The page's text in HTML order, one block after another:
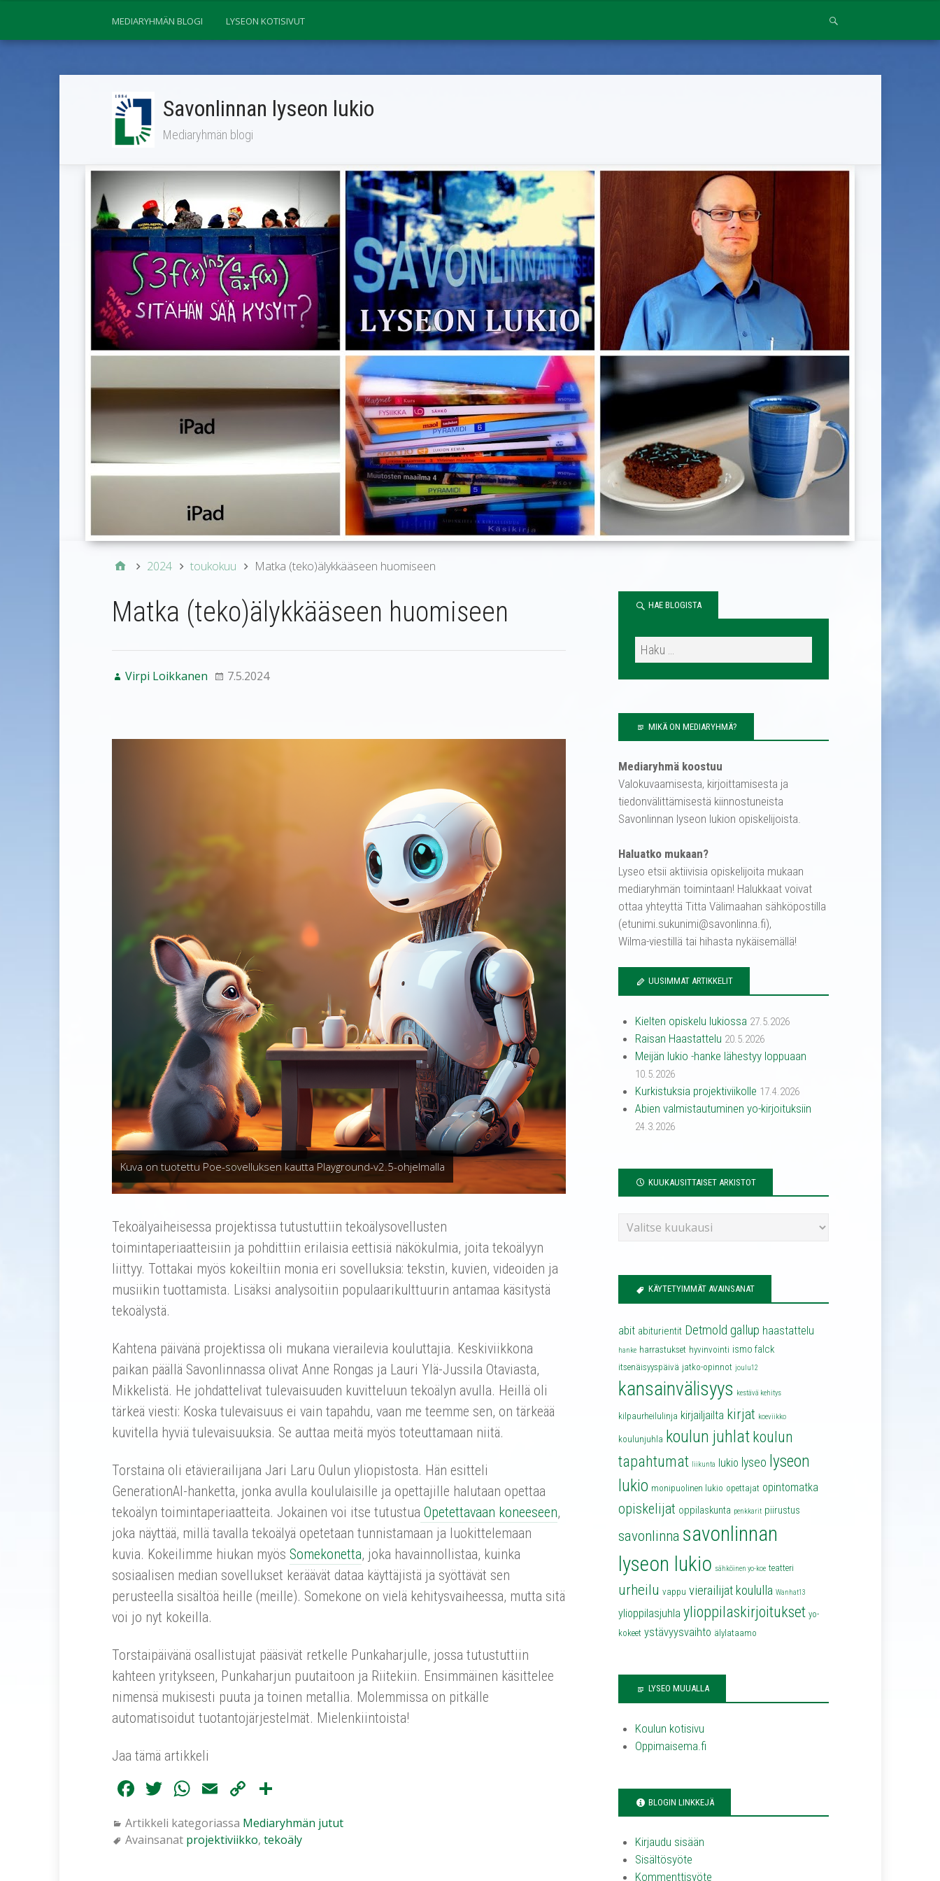
MEDIARYHMÄN BLOGI LYSEON KOTISIVUT
Savonlinnan lyseon lukio
Mediaryhmän blogi
2024 toukokuu Matka (teko)älykkääseen huomiseen
Matka (teko)älykkääseen huomiseen
Virpi Loikkanen 7.5.2024
Kuva on tuotettu Poe-sovelluksen kautta Playground-v2.5-ohjelmalla
Tekoälyaiheisessa projektissa tutustuttiin tekoälysovellusten
toimintaperiaatteisiin ja pohdittiin erilaisia eettisiä näkökulmia, joita tekoälyyn
liittyy. Tottakai myös kokeiltiin monia eri sovelluksia: tekstin, kuvien, videoiden ja
musiikin tuottamista. Lisäksi analysoitiin populaarikulttuurin antamaa käsitystä
tekoälystä.
Kahtena päivänä projektissa oli mukana vierailevia kouluttajia. Keskiviikkona
paikan päällä Savonlinnassa olivat Anne Rongas ja Lauri Ylä-Jussila Otaviasta,
Mikkelistä. He johdattelivat tulevaisuuden kuvitteluun tekoälyn avulla. Heillä oli
tärkeä viesti: Koska tulevaisuus ei vain tapahdu, vaan me teemme sen, on tärkeää
kuvitella hyviä tulevaisuuksia. Se auttaa meitä myös toteuttamaan niitä.
Torstaina oli etävierailijana Jari Laru Oulun yliopistosta. Hän esitteli
GenerationAI-hanketta, jonka avulla koululaisille ja opettajille halutaan opettaa
tekoälyn toimintaperiaatteita. Jokainen voi itse tutustua Opetettavaan koneeseen,
joka näyttää, millä tavalla tekoälyä opetetaan tunnistamaan ja luokittelemaan
kuvia. Kokeilimme hiukan myös Somekonetta, joka havainnollistaa, kuinka
sosiaalisen median sovellukset keräävät dataa käyttäjistä ja syöttävät sen
perusteella sisältöä heille (meille). Somekone on vielä kehitysvaiheessa, mutta sitä
voi jo nyt kokeilla.
Torstaipäivänä osallistujat pääsivät retkelle Punkaharjulle, jossa tutustuttiin
kahteen yritykseen, Punkaharjun puutaitoon ja Riitekiin. Ensimmäinen käsittelee
nimensä mukisesti puuta ja toinen metallia. Molemmissa on pitkälle
automatisoidut tuotantojärjestelmät. Mielenkiintoista!
Jaa tämä artikkeli
Fa
bo
T
tte
W
ts
A
E
ail
C
y
e
Artikkeli kategoriassa Mediaryhmän jutut
Avainsanat projektiviikko, tekoäly
HAE BLOGISTA
MIKÄ ON MEDIARYHMÄ?
Mediaryhmä koostuu
Valokuvaamisesta, kirjoittamisesta ja
tiedonvälittämisestä kiinnostuneista
Savonlinnan lyseon lukion opiskelijoista.
Haluatko mukaan?
Lyseo etsii aktiivisia opiskelijoita mukaan
mediaryhmän toimintaan! Halukkaat voivat
ottaa yhteyttä Titta Välimaahan sähköpostilla
(etunimi.sukunimi@savonlinna.fi),
Wilma-viestillä tai hihasta nykäisemällä!
UUSIMMAT ARTIKKELIT
Kielten opiskelu lukiossa 27.5.2026
Raisan Haastattelu 20.5.2026
Meijän lukio -hanke lähestyy loppuaan
10.5.2026
Kurkistuksia projektiviikolle 17.4.2026
Abien valmistautuminen yo-kirjoituksiin
24.3.2026
KUUKAUSITTAISET ARKISTOT
KÄYTETYIMMÄT AVAINSANAT
abit abiturientit Detmold gallup haastattelu
hanke harrastukset hyvinvointi ismo falck
itsenäisyyspäivä jatko-opinnot joulu12
kansainvälisyys kestävä kehitys
kilpaurheilulinja kirjailjailta kirjat koeviikko
koulunjuhla koulun juhlat koulun
tapahtumat liikunta lukio lyseo lyseon
lukio monipuolinen lukio opettajat opintomatka
opiskelijat oppilaskunta penkkarit piirustus
savonlinna savonlinnan
lyseon lukio sähköinen yo-koe teatteri
urheilu vappu vierailijat koululla Wanhat13
ylioppilasjuhla ylioppilaskirjoitukset yo-
kokeet ystävyysvaihto älylataamo
LYSEO MUUALLA
Koulun kotisivu
Oppimaisema.fi
BLOGIN LINKKEJÄ
Kirjaudu sisään
Sisältösyöte
Kommenttisyöte